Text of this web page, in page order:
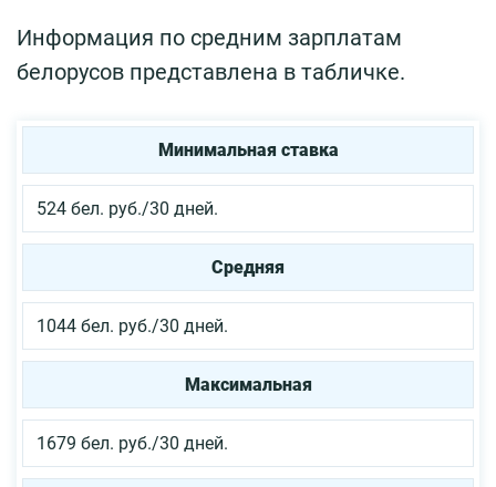
Информация по средним зарплатам
белорусов представлена в табличке.
Минимальная ставка
524 бел. руб./30 дней.
Средняя
1044 бел. руб./30 дней.
Максимальная
1679 бел. руб./30 дней.